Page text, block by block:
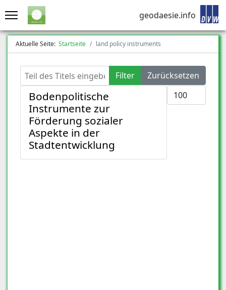
geodaesie.info
Aktuelle Seite: Startseite land policy instruments
Teil des Titels eingeben Filter
Zurücksetzen
Anzeige #
Bodenpolitische
Instrumente zur
Förderung sozialer
Aspekte in der
Stadtentwicklung